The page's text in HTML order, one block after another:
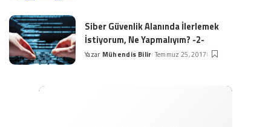
Siber Güvenlik Alanında İlerlemek
İstiyorum, Ne Yapmalıyım? -2-
Posted
Yazar Mühendis Bilir Temmuz 25, 2017